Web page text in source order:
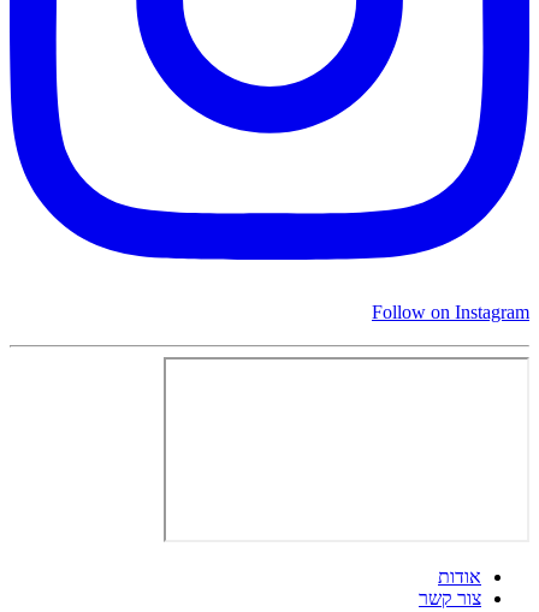
Follow on Instagram
אודות
צור קשר